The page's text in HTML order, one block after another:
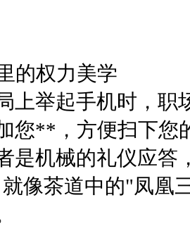
的权力美学
上举起手机时，
您**，方便扫下您
是机械的礼仪应
像茶道中的"凤凰